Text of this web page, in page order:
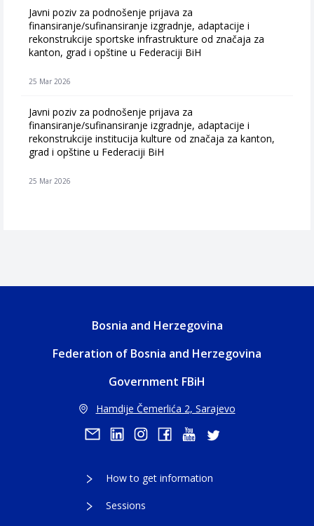
Javni poziv za podnošenje prijava za
finansiranje/sufinansiranje izgradnje, adaptacije i
rekonstrukcije sportske infrastrukture od značaja za
kanton, grad i opštine u Federaciji BiH
25 Mar 2026
Javni poziv za podnošenje prijava za
finansiranje/sufinansiranje izgradnje, adaptacije i
rekonstrukcije institucija kulture od značaja za kanton,
grad i opštine u Federaciji BiH
25 Mar 2026
Bosnia and Herzegovina
Federation of Bosnia and Herzegovina
Government FBiH
Hamdije Čemerlića 2, Sarajevo
How to get information
Sessions